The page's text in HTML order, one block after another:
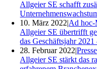
Allgeier SE schafft
10. März 2022|Ad hoc-
Allgeier SE übertrifft
das Geschäftsjahr
28. Februar 2022|
Allgeier SE stärkt das